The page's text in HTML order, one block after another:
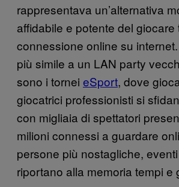
rappresentava un’alternativa
affidabile e potente del giocare
connessione online su
più simile a un LAN party
sono i tornei eSport, dove
giocatrici professionisti si
con migliaia di spettatori
milioni connessi a guardare
persone più nostagliche,
riportano alla memoria tempi e